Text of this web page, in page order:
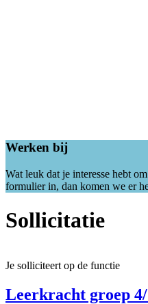
Werken bij
Wat leuk dat je interesse hebt
formulier in, dan komen we er
Sollicitatie
Je solliciteert op de functie
Leerkracht groep